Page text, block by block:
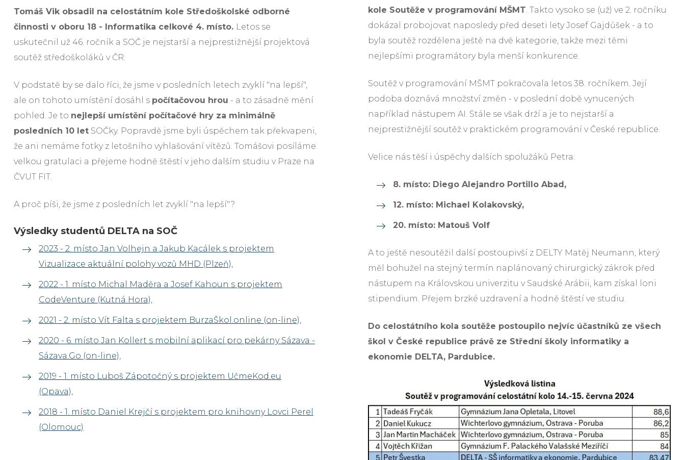
Tomáš Vik obsadil na celostátním kole Středoškolské odborné
činnosti v oboru 18 - Informatika celkové 4. místo. Letos se
uskutečnil už 46. ročník a SOČ je nejstarší a nejprestižnější projektová
soutěž středoškoláků v ČR.
V podstatě by se dalo říci, že jsme v posledních letech zvyklí "na lepší",
ale on tohoto umístění dosáhl s počítačovou hrou - a to zásadně mění
pohled. Je to nejlepší umístění počítačové hry za minimálně
posledních 10 let SOČky. Popravdě jsme byli úspěchem tak překvapeni,
že ani nemáme fotky z letošního vyhlašování vítězů. Tomášovi posíláme
velkou gratulaci a přejeme hodně štěstí v jeho dalším studiu v Praze na
ČVUT FIT.
A proč píši, že jsme z posledních let zvyklí "na lepší"?
Výsledky studentů DELTA na SOČ
2023 - 2. místo Jan Volhejn a Jakub Kacálek s projektem
Vizualizace aktuální polohy vozů MHD (Plzeň),
2022 - 1. místo Michal Maděra a Josef Kahoun s projektem
CodeVenture (Kutná Hora),
2021 - 2. místo Vít Falta s projektem BurzaŠkol.online (on-line),
2020 - 6. místo Jan Kollert s mobilní aplikací pro pekárny Sázava -
Sázava.Go (on-line),
2019 - 1. místo Luboš Zápotočný s projektem UčmeKod.eu
(Opava),
2018 - 1. místo Daniel Krejčí s projektem pro knihovny Lovci Perel
(Olomouc)
kole Soutěže v programování MŠMT. Takto vysoko se (už) ve 2. ročníku
dokázal probojovat naposledy před deseti lety Josef Gajdůšek - a to
byla soutěž rozdělena ještě na dvě kategorie, takže mezi těmi
nejlepšími programátory byla menší konkurence.
Soutěž v programování MŠMT pokračovala letos 38. ročníkem. Její
podoba doznává množství změn - v poslední době vynucených
například nástupem AI. Stále se však drží a je to nejstarší a
nejprestižnější soutěž v praktickém programování v České republice.
Velice nás těší i úspěchy dalších spolužáků Petra:
8. místo: Diego Alejandro Portillo Abad,
12. místo: Michael Kolakovský,
20. místo: Matouš Volf
A to ještě nesoutěžil další postoupivší z DELTY Matěj Neumann, který
měl bohužel na stejný termín naplánovaný chirurgický zákrok před
nástupem na Královskou univerzitu v Saudské Arábii, kam získal loni
stipendium. Přejem brzké uzdravení a hodně štěstí ve studiu.
Do celostátního kola soutěže postoupilo nejvíc účastníků ze všech
škol v České republice právě ze Střední školy informatiky a
ekonomie DELTA, Pardubice.